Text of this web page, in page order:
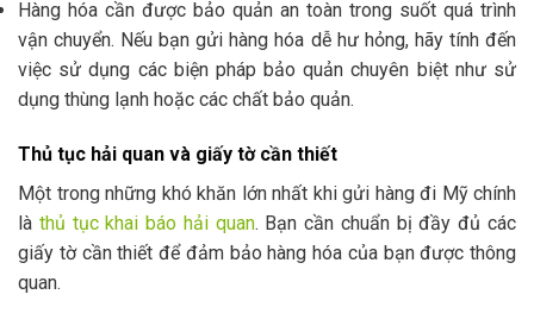
Hàng hóa cần được bảo quản an toàn trong suốt quá trình
vận chuyển. Nếu bạn gửi hàng hóa dễ hư hỏng, hãy tính đến
việc sử dụng các biện pháp bảo quản chuyên biệt như sử
dụng thùng lạnh hoặc các chất bảo quản.
Thủ tục hải quan và giấy tờ cần thiết
Một trong những khó khăn lớn nhất khi gửi hàng đi Mỹ chính
là thủ tục khai báo hải quan. Bạn cần chuẩn bị đầy đủ các
giấy tờ cần thiết để đảm bảo hàng hóa của bạn được thông
quan.